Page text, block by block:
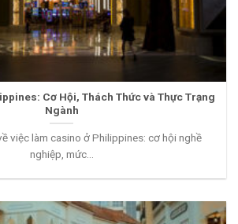
Cơ Hội, Thách Thức và Thực Trạng
Ngành
việc làm casino ở Philippines: cơ hội nghề
nghiệp, mức...